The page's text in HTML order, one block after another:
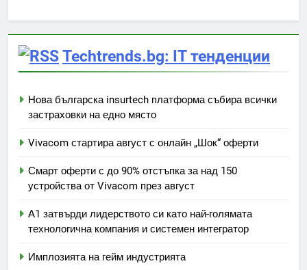
Techtrends.bg: IT тенденции
Нова българска insurtech платформа събира всички
застраховки на едно място
Vivacom стартира август с онлайн „Шок“ оферти
Смарт оферти с до 90% отстъпка за над 150
устройства от Vivacom през август
А1 затвърди лидерството си като най-голямата
технологична компания и системен интегратор
Имплозията на гейм индустрията